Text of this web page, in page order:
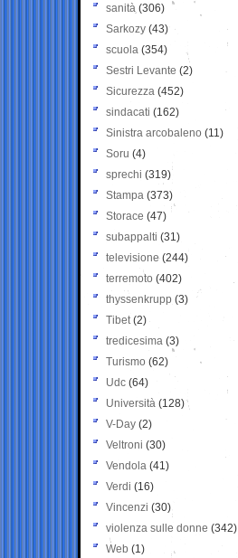
sanità (306)
Sarkozy (43)
scuola (354)
Sestri Levante (2)
Sicurezza (452)
sindacati (162)
Sinistra arcobaleno (11)
Soru (4)
sprechi (319)
Stampa (373)
Storace (47)
subappalti (31)
televisione(244)
terremoto (402)
thyssenkrupp (3)
Tibet(2)
tredicesima (3)
Turismo (62)
Udc (64)
Università (128)
V-Day (2)
Veltroni (30)
Vendola (41)
Verdi (16)
Vincenzi (30)
violenza sulle donne (342)
Web (1)